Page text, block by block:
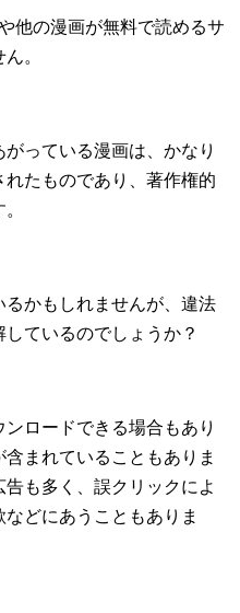
他の漫画が無料で読めるサ
。
っている漫画は、かなり
たものであり、著作権的
かもしれませんが、違法
ているのでしょうか？
ロードできる場合もあり
まれていることもありま
も多く、誤クリックによ
どにあうこともありま